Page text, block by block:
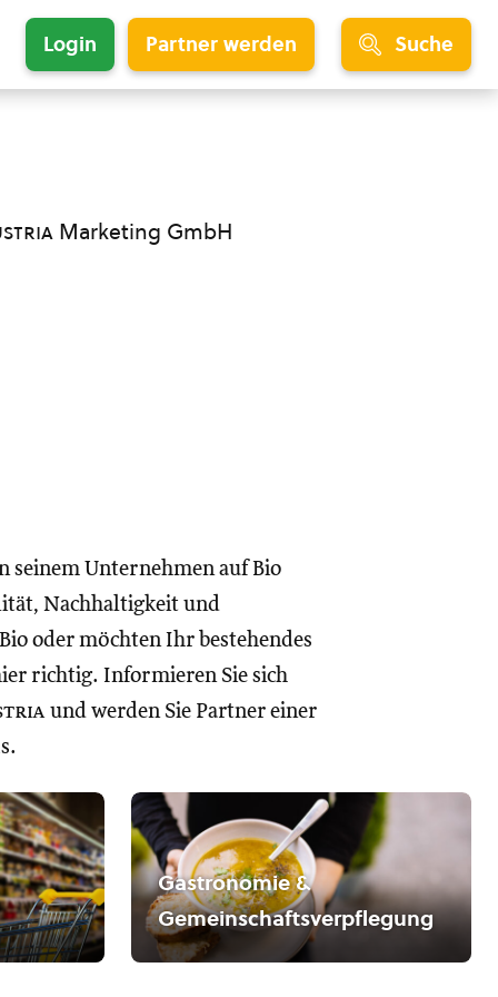
Login Partner werden Suche
Marketing GmbH
seinem Unternehmen auf Bio
Nachhaltigkeit und
oder möchten Ihr bestehendes
richtig. Informieren Sie sich
und werden Sie Partner einer
Gastronomie &
Gemeinschaftsverpflegung